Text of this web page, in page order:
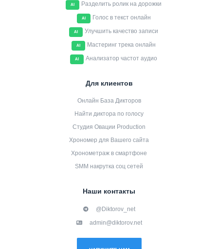
AI Разделить ролик на дорожки
AI Голос в текст онлайн
AI Улучшить качество записи
AI Мастеринг трека онлайн
AI Анализатор частот аудио
Для клиентов
Онлайн База Дикторов
Найти диктора по голосу
Студия Овации Production
Хрономер для Вашего сайта
Хронометраж в смартфоне
SMM накрутка соц сетей
Наши контакты
@Diktorov_net
admin@diktorov.net